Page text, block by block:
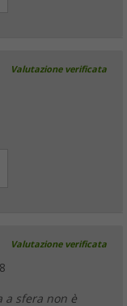
Valutazione verificata
Valutazione verificata
a sfera non è